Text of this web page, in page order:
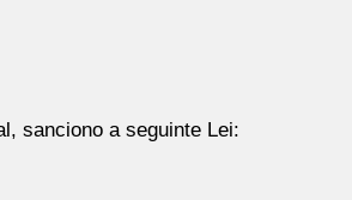
sanciono a seguinte Lei: